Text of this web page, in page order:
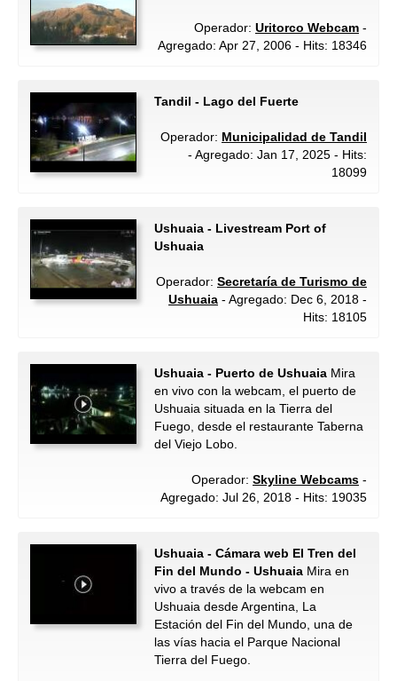
Operador: Uritorco Webcam -
Agregado: Apr 27, 2006 - Hits: 18346
Tandil - Lago del Fuerte
Operador: Municipalidad de Tandil
- Agregado: Jan 17, 2025 - Hits:
18099
Ushuaia - Livestream Port of
Ushuaia
Operador: Secretaría de Turismo de
Ushuaia - Agregado: Dec 6, 2018 -
Hits: 18105
Ushuaia - Puerto de Ushuaia Mira
en vivo con la webcam, el puerto de
Ushuaia situada en la Tierra del
Fuego, desde el restaurante Taberna
del Viejo Lobo.
Operador: Skyline Webcams -
Agregado: Jul 26, 2018 - Hits: 19035
Ushuaia - Cámara web El Tren del
Fin del Mundo - Ushuaia Mira en
vivo a través de la webcam en
Ushuaia desde Argentina, La
Estación del Fin del Mundo, una de
las vías hacia el Parque Nacional
Tierra del Fuego.